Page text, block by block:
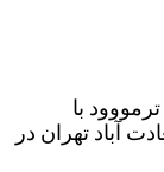
با
آباد تهران در